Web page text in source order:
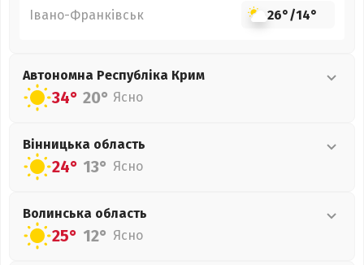
Івано-Франківськ 26°/14°
Автономна Республіка Крим
34° 20° Ясно
Вінницька область
24° 13° Ясно
Волинська область
25° 12° Ясно